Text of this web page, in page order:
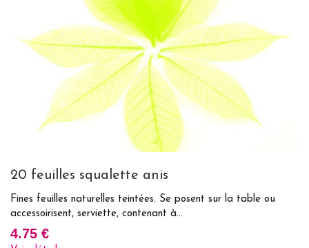
20 feuilles squalette anis
Fines feuilles naturelles teintées. Se posent sur la table ou
accessoirisent, serviette, contenant à...
4.75 €